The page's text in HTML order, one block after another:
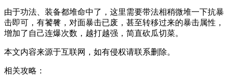
由于功法、装备都堆命中了，这里需要带法相稍微堆一下抗暴
击即可，有饕餮，对面暴击已废，甚至转移过来的暴击属性，
增加了自己连爆次数，越打越强，简直砍瓜切菜。
本文内容来源于互联网，如有侵权请联系删除。
相关攻略：